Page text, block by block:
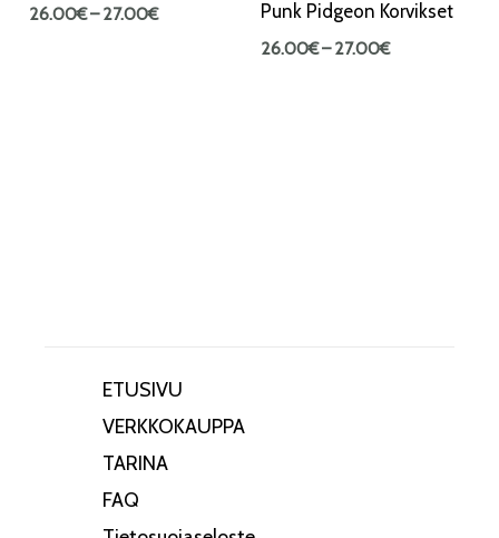
26.00€– 27.00€ Punk Pidgeon Korvikset
26.00€– 27.00€
ETUSIVU
VERKKOKAUPPA
TARINA
FAQ